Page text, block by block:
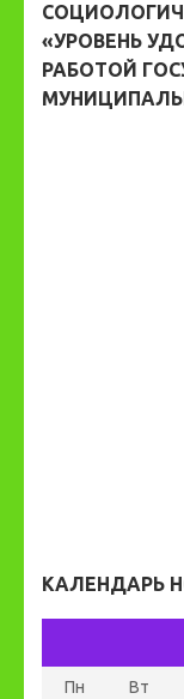
«УРОВЕНЬ
РАБОТОЙ
КАЛЕНДАРЬ
Пн Вт